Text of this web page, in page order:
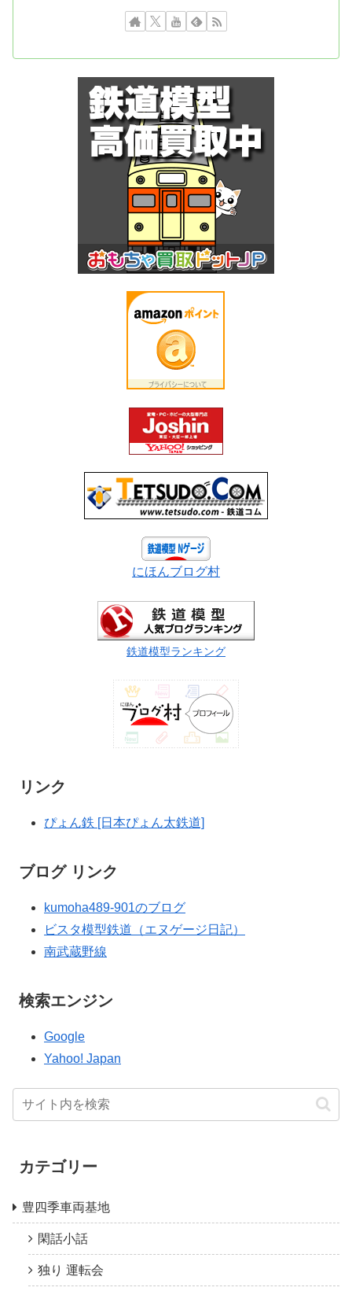
にほんブログ村
鉄道模型ランキング
リンク
ぴょん鉄 [日本ぴょん太鉄道]
ブログ リンク
kumoha489-901のブログ
ビスタ模型鉄道（エヌゲージ日記）
南武蔵野線
検索エンジン
Google
Yahoo! Japan
カテゴリー
豊四季車両基地
閑話小話
独り 運転会